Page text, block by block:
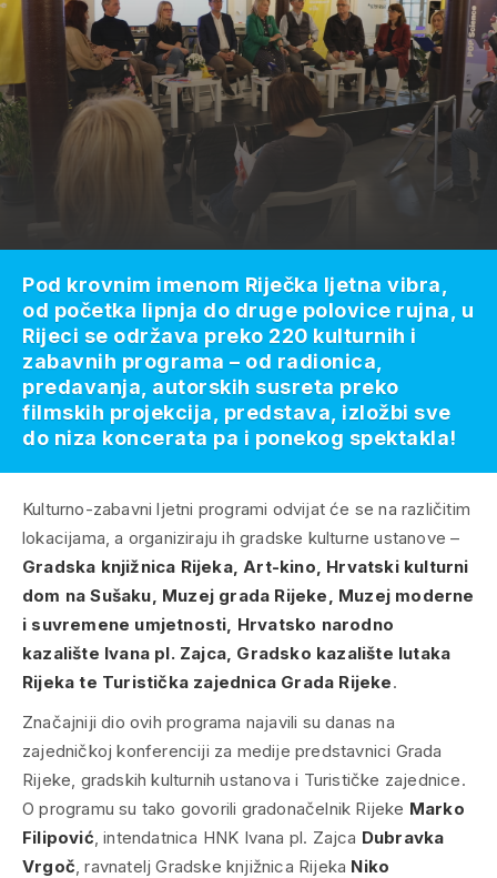
Kulturno-zabavni ljetni programi odvijat će se na različitim
lokacijama, a organiziraju ih gradske kulturne ustanove –
Gradska knjižnica Rijeka, Art-kino, Hrvatski kulturni
dom na Sušaku, Muzej grada Rijeke, Muzej moderne
i suvremene umjetnosti, Hrvatsko narodno
kazalište Ivana pl. Zajca, Gradsko kazalište lutaka
Rijeka te Turistička zajednica Grada Rijeke.
Značajniji dio ovih programa najavili su danas na
zajedničkoj konferenciji za medije predstavnici Grada
Rijeke, gradskih kulturnih ustanova i Turističke zajednice.
O programu su tako govorili gradonačelnik Rijeke Marko
Filipović , intendatnica HNK Ivana pl. Zajca Dubravka
Vrgoč , ravnatelj Gradske knjižnica Rijeka Niko
Pod krovnim imenom Riječka ljetna vibra,
od početka lipnja do druge polovice rujna, u
Rijeci se održava preko 220 kulturnih i
zabavnih programa – od radionica,
predavanja, autorskih susreta preko
filmskih projekcija, predstava, izložbi sve
do niza koncerata pa i ponekog spektakla!